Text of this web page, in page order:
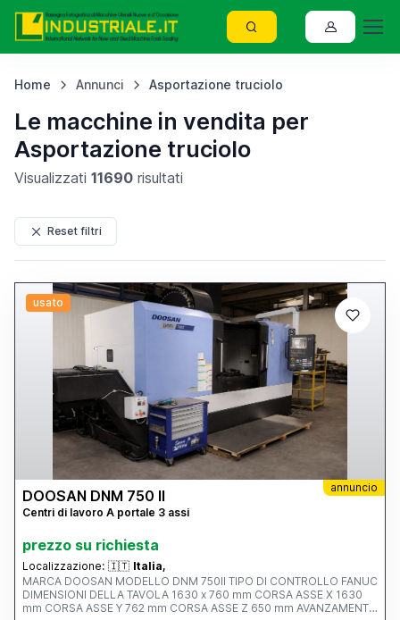
Home Annunci Asportazione truciolo
Le macchine in vendita per
Asportazione truciolo
Visualizzati 11690 risultati
Reset filtri
usato
annuncio
DOOSAN DNM 750 II
Centri di lavoro A portale 3 assi
prezzo su richiesta
Localizzazione: 🇮🇹 Italia,
MARCA DOOSAN MODELLO DNM 750II TIPO DI CONTROLLO FANUC
DIMENSIONI DELLA TAVOLA 1630 x 760 mm CORSA ASSE X 1630
mm CORSA ASSE Y 762 mm CORSA ASSE Z 650 mm AVANZAMENTO